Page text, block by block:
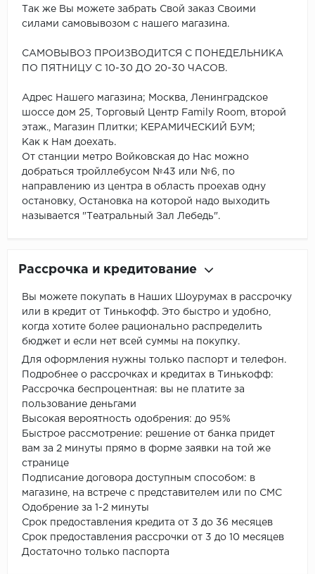
Так же Вы можете забрать Свой заказ Своими
силами самовывозом с нашего магазина.
САМОВЫВОЗ ПРОИЗВОДИТСЯ С ПОНЕДЕЛЬНИКА
ПО ПЯТНИЦУ С 10-30 ДО 20-30 ЧАСОВ.
Адрес Нашего магазина; Москва, Ленинградское
шоссе дом 25, Торговый Центр Family Room, второй
этаж., Магазин Плитки; КЕРАМИЧЕСКИЙ БУМ;
Как к Нам доехать.
От станции метро Войковская до Нас можно
добраться тройллебусом №43 или №6, по
направлению из центра в область проехав одну
остановку, Остановка на которой надо выходить
называется "Театральный Зал Лебедь".
Рассрочка и кредитование
Вы можете покупать в Наших Шоурумах в рассрочку
или в кредит от Тинькофф. Это быстро и удобно,
когда хотите более рационально распределить
бюджет и если нет всей суммы на покупку.
Для оформления нужны только паспорт и телефон.
Подробнее о рассрочках и кредитах в Тинькофф:
Рассрочка беспроцентная: вы не платите за
пользование деньгами
Высокая вероятность одобрения: до 95%
Быстрое рассмотрение: решение от банка придет
вам за 2 минуты прямо в форме заявки на той же
странице
Подписание договора доступным способом: в
магазине, на встрече с представителем или по СМС
Одобрение за 1-2 минуты
Срок предоставления кредита от 3 до 36 месяцев
Срок предоставления рассрочки от 3 до 10 месяцев
Достаточно только паспорта